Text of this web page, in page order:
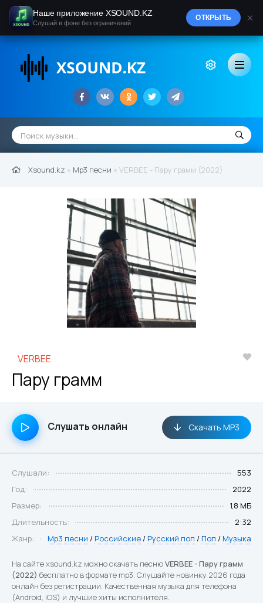
Xsound.kz » Mp3 песни » VERBEE - Пару грамм (2022)
VERBEE
Пару грамм
Слушать онлайн Скачать MP3
Слушали:
553
Год:
2022
Размер:
1,8 МБ
Длительность:
2:32
Жанр:
Mp3 песни / Российские / Русский поп / Поп / Музыка
На сайте xsound.kz можно скачать песнюVERBEE - Пару грамм
(2022) бесплатно в формате mp3. Слушайте новинку 2026 года
онлайн без регистрации. Качественная музыка для телефона
(Android, iOS) и лучшие хиты исполнителя.
Наше приложение XSOUND.KZ
Слушай в фоне без ограничений
ОТКРЫТЬ ×